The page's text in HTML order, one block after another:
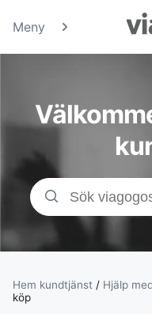
Meny
|
Hem kundtjänst / Hjälp
köp